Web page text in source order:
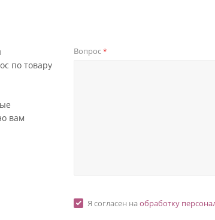
по товару
вам
Вопрос*
Я согласен на обработку